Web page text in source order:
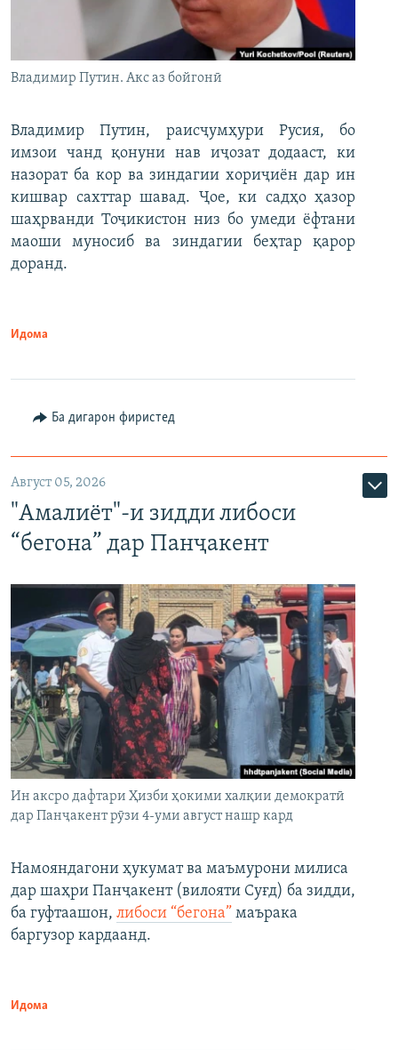
Владимир Путин. Акс аз бойгонӣ
Владимир Путин, раисҷумҳури Русия, бо
имзои чанд қонуни нав иҷозат додааст, ки
назорат ба кор ва зиндагии хориҷиён дар ин
кишвар сахттар шавад. Ҷое, ки садҳо ҳазор
шаҳрванди Тоҷикистон низ бо умеди ёфтани
маоши муносиб ва зиндагии беҳтар қарор
доранд.
Идома
Ба дигарон фиристед
Август 05, 2026
"Амалиёт"-и зидди либоси
“бегона” дар Панҷакент
Ин аксро дафтари Ҳизби ҳокими халқии демократӣ
дар Панҷакент рӯзи 4-уми август нашр кард
Намояндагони ҳукумат ва маъмурони милиса
дар шаҳри Панҷакент (вилояти Суғд) ба зидди,
ба гуфтаашон, либоси “бегона” маърака
баргузор кардаанд.
Идома